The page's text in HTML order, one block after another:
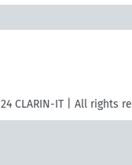
CLARIN-IT | All rights